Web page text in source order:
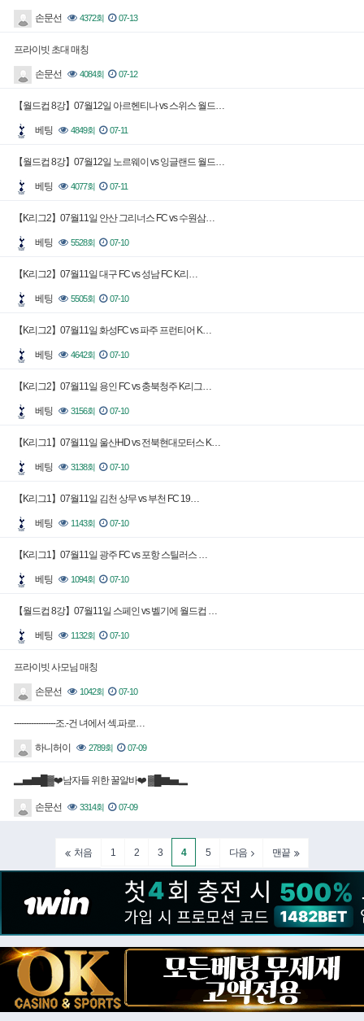
손문선 4372회 07-13
프라이빗 초대 매칭
손문선 4084회 07-12
【월드컵 8강】07월12일 아르헨티나 vs 스위스 월드…
베팅 4849회 07-11
【월드컵 8강】07월12일 노르웨이 vs 잉글랜드 월드…
베팅 4077회 07-11
【K리그2】07월11일 안산 그리너스 FC vs 수원삼…
베팅 5528회 07-10
【K리그2】07월11일 대구 FC vs 성남 FC K리…
베팅 5505회 07-10
【K리그2】07월11일 화성FC vs 파주 프런티어 K…
베팅 4642회 07-10
【K리그2】07월11일 용인 FC vs 충북청주 K리그…
베팅 3156회 07-10
【K리그1】07월11일 울산HD vs 전북현대모터스 K…
베팅 3138회 07-10
【K리그1】07월11일 김천 상무 vs 부천 FC 19…
베팅 1143회 07-10
【K리그1】07월11일 광주 FC vs 포항 스틸러스 …
베팅 1094회 07-10
【월드컵 8강】07월11일 스페인 vs 벨기에 월드컵 …
베팅 1132회 07-10
프라이빗 사모님 매칭
손문선 1042회 07-10
-----------------조.-건 녀에서 섹.파로…
하니허이 2789회 07-09
▂▅▇█▓❤️남자들 위한 꿀알바❤️ ▓█▇▅▂
손문선 3314회 07-09
처음 1 2 3 4 5 다음 맨끝